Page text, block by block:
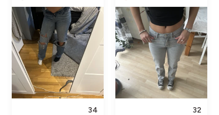
34
32